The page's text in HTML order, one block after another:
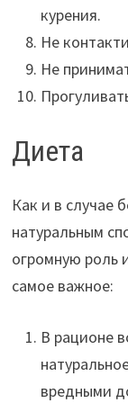
курения.
Не
Не
Диета
Как и в случае
натуральным
огромную роль
самое важное:
В рационе
вредными